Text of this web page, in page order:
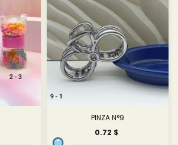
PINZA N°9
0.72 $